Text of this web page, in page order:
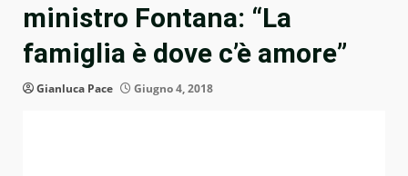
ministro Fontana: “La
famiglia è dove c’è amore”
Gianluca Pace Giugno 4, 2018